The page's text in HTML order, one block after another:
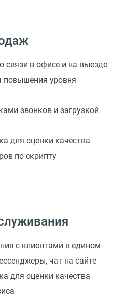
связи в офисе и на выезде
повышения уровня
звонков и загрузкой
для оценки качества
по скрипту
с клиентами в едином
чат на сайте
для оценки качества